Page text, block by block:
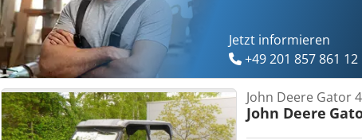
Jetzt informieren
+49 201 857 861 12
John Deere Gator
John Deere